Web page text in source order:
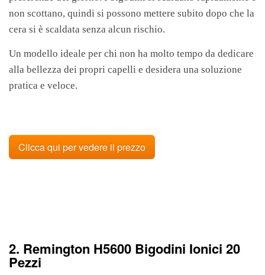
non scottano, quindi si possono mettere subito dopo che la
cera si è scaldata senza alcun rischio.
Un modello ideale per chi non ha molto tempo da dedicare
alla bellezza dei propri capelli e desidera una soluzione
pratica e veloce.
Clicca qui per vedere il prezzo
2. Remington H5600 Bigodini Ionici 20
Pezzi